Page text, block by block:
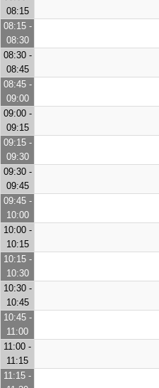
08:15
08:15 -
08:30
08:30 -
08:45
08:45 -
09:00
09:00 -
09:15
09:15 -
09:30
09:30 -
09:45
09:45 -
10:00
10:00 -
10:15
10:15 -
10:30
10:30 -
10:45
10:45 -
11:00
11:00 -
11:15
11:15 -